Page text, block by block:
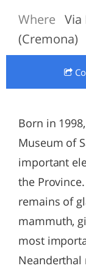
Where Via
(Cremona)
Born in
Museum of
important
the
remains of
mammuth,
most
Neanderthal